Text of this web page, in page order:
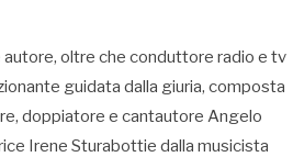
autore, oltre che conduttore radio e tv
guidata dalla giuria, composta
doppiatore e cantautore Angelo
Irene Sturabottie dalla musicista